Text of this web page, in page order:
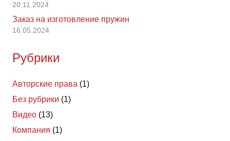
20.11.2024
Заказ на изготовление пружин
16.05.2024
Рубрики
Авторские права (1)
Без рубрики (1)
Видео (13)
Компания (1)